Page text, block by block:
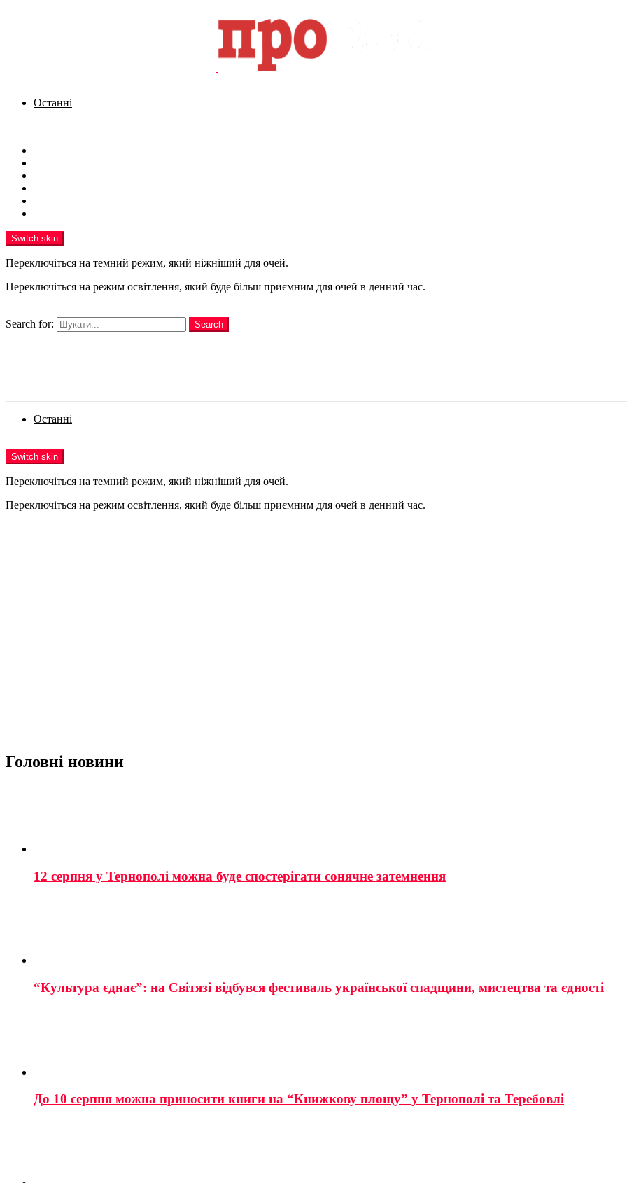
Останні
Switch skin
Переключіться на темний режим, який ніжніший для очей.
Переключіться на режим освітлення, який буде більш приємним для очей в денний час.
Search for:
Search
Останні
Switch skin
Переключіться на темний режим, який ніжніший для очей.
Переключіться на режим освітлення, який буде більш приємним для очей в денний час.
Головні новини
12 серпня у Тернополі можна буде спостерігати сонячне затемнення
“Культура єднає”: на Світязі відбувся фестиваль української спадщини, мистецтва та єдності
До 10 серпня можна приносити книги на “Книжкову площу” у Тернополі та Теребовлі